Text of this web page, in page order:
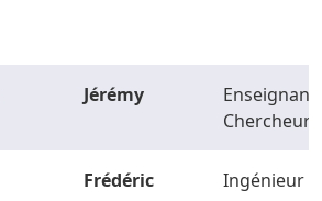
Jérémy
Enseignant-
Chercheur
Frédéric Ingénieur